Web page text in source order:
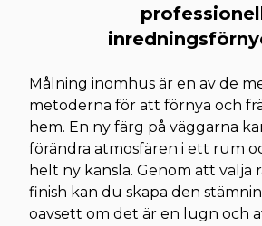
Målning inomhus är en av de
metoderna för att förnya och
hem. En ny färg på väggarna
förändra atmosfären i ett rum
helt ny känsla. Genom att välja
finish kan du skapa den
oavsett om det är en lugn och